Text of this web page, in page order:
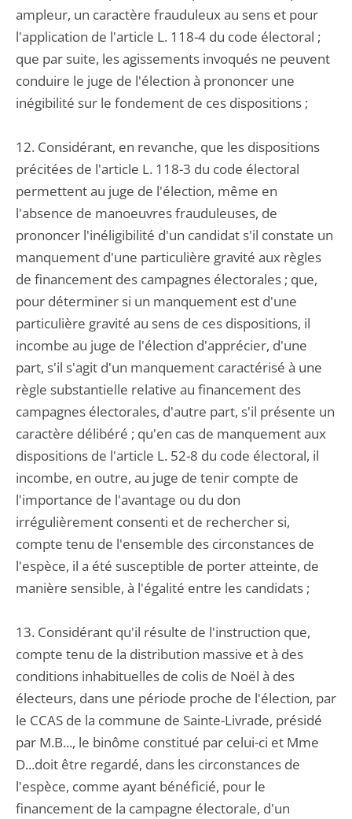
ampleur, un caractère frauduleux au sens et pour
l'application de l'article L. 118-4 du code électoral ;
que par suite, les agissements invoqués ne peuvent
conduire le juge de l'élection à prononcer une
inégibilité sur le fondement de ces dispositions ;
12. Considérant, en revanche, que les dispositions
précitées de l'article L. 118-3 du code électoral
permettent au juge de l'élection, même en
l'absence de manoeuvres frauduleuses, de
prononcer l'inéligibilité d'un candidat s'il constate un
manquement d'une particulière gravité aux règles
de financement des campagnes électorales ; que,
pour déterminer si un manquement est d'une
particulière gravité au sens de ces dispositions, il
incombe au juge de l'élection d'apprécier, d'une
part, s'il s'agit d'un manquement caractérisé à une
règle substantielle relative au financement des
campagnes électorales, d'autre part, s'il présente un
caractère délibéré ; qu'en cas de manquement aux
dispositions de l'article L. 52-8 du code électoral, il
incombe, en outre, au juge de tenir compte de
l'importance de l'avantage ou du don
irrégulièrement consenti et de rechercher si,
compte tenu de l'ensemble des circonstances de
l'espèce, il a été susceptible de porter atteinte, de
manière sensible, à l'égalité entre les candidats ;
13. Considérant qu'il résulte de l'instruction que,
compte tenu de la distribution massive et à des
conditions inhabituelles de colis de Noël à des
électeurs, dans une période proche de l'élection, par
le CCAS de la commune de Sainte-Livrade, présidé
par M.B..., le binôme constitué par celui-ci et Mme
D...doit être regardé, dans les circonstances de
l'espèce, comme ayant bénéficié, pour le
financement de la campagne électorale, d'un